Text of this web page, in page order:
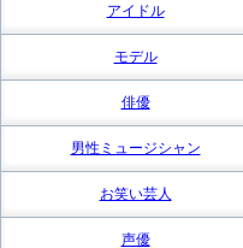
アイドル
モデル
俳優
男性ミュージシャン
お笑い芸人
声優